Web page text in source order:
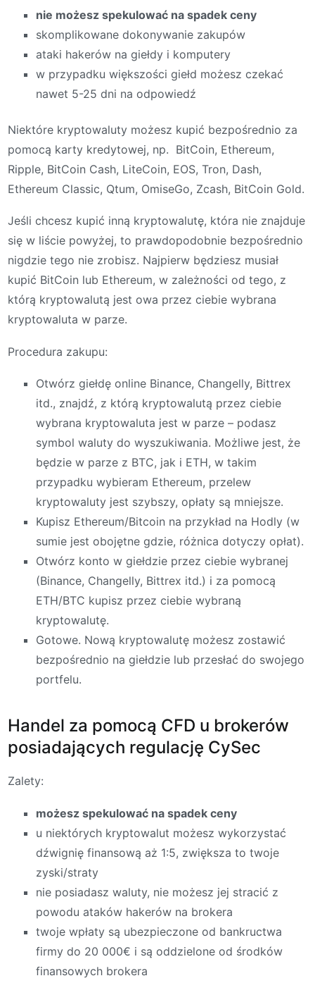
nie możesz spekulować na spadek ceny
skomplikowane dokonywanie zakupów
ataki hakerów na giełdy i komputery
w przypadku większości giełd możesz czekać
nawet 5-25 dni na odpowiedź
Niektóre kryptowaluty możesz kupić bezpośrednio za
pomocą karty kredytowej, np. BitCoin, Ethereum,
Ripple, BitCoin Cash, LiteCoin, EOS, Tron, Dash,
Ethereum Classic, Qtum, OmiseGo, Zcash, BitCoin Gold.
Jeśli chcesz kupić inną kryptowalutę, która nie znajduje
się w liście powyżej, to prawdopodobnie bezpośrednio
nigdzie tego nie zrobisz. Najpierw będziesz musiał
kupić BitCoin lub Ethereum, w zależności od tego, z
którą kryptowalutą jest owa przez ciebie wybrana
kryptowaluta w parze.
Procedura zakupu:
Otwórz giełdę online Binance, Changelly, Bittrex
itd., znajdź, z którą kryptowalutą przez ciebie
wybrana kryptowaluta jest w parze – podasz
symbol waluty do wyszukiwania. Możliwe jest, że
będzie w parze z BTC, jak i ETH, w takim
przypadku wybieram Ethereum, przelew
kryptowaluty jest szybszy, opłaty są mniejsze.
Kupisz Ethereum/Bitcoin na przykład na Hodly (w
sumie jest obojętne gdzie, różnica dotyczy opłat).
Otwórz konto w giełdzie przez ciebie wybranej
(Binance, Changelly, Bittrex itd.) i za pomocą
ETH/BTC kupisz przez ciebie wybraną
kryptowalutę.
Gotowe. Nową kryptowalutę możesz zostawić
bezpośrednio na giełdzie lub przesłać do swojego
portfelu.
Handel za pomocą CFD u brokerów
posiadających regulację CySec
Zalety:
możesz spekulować na spadek ceny
u niektórych kryptowalut możesz wykorzystać
dźwignię finansową aż 1:5, zwiększa to twoje
zyski/straty
nie posiadasz waluty, nie możesz jej stracić z
powodu ataków hakerów na brokera
twoje wpłaty są ubezpieczone od bankructwa
firmy do 20 000€ i są oddzielone od środków
finansowych brokera